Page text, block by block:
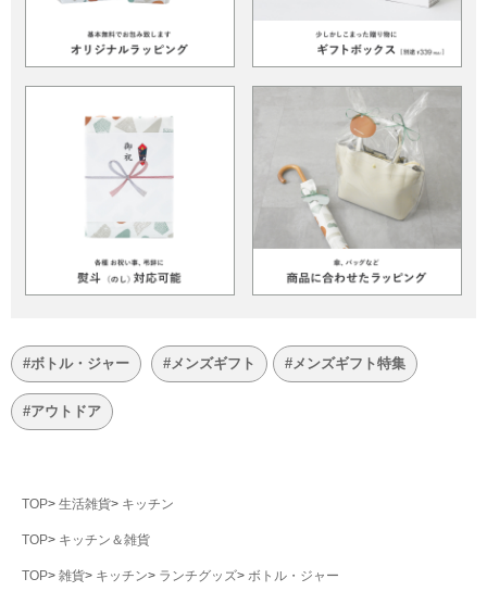
#ボトル・ジャー #メンズギフト #メンズギフト特集
#アウトドア
TOP 生活雑貨 キッチン
TOP キッチン＆雑貨
TOP 雑貨 キッチン ランチグッズ ボトル・ジャー